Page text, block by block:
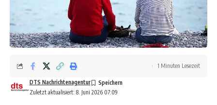
Zuletzt aktualisiert: 8. Juni 2026 07:09
DTS Nachrichtenagentur
1 Minuten Lesezeit